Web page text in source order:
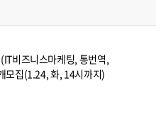
비즈니스마케팅, 통번역,
모집(1.24, 화, 14시까지)